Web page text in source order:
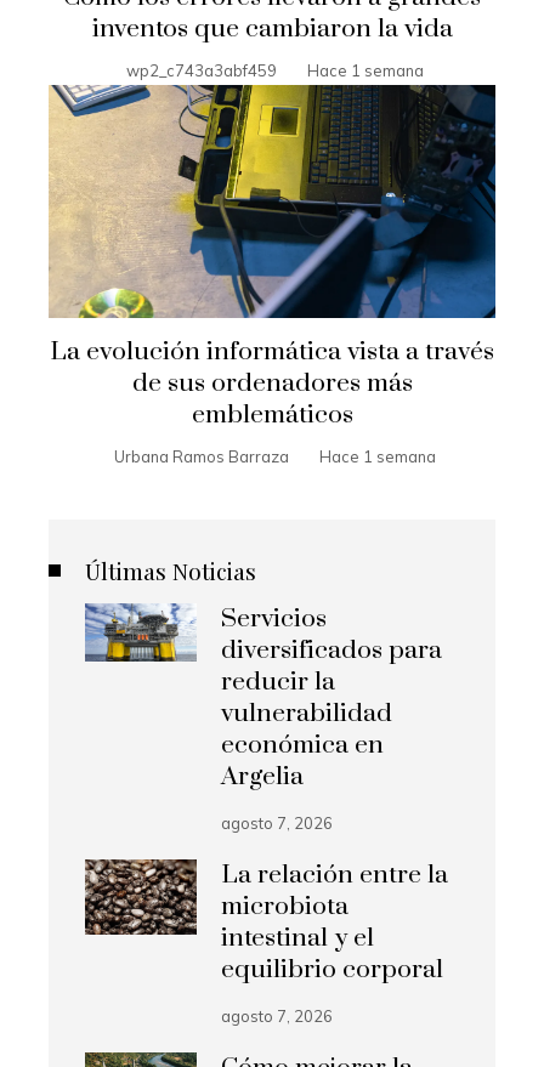
inventos que cambiaron la vida
wp2_c743a3abf459 Hace 1 semana
La evolución informática vista a través
de sus ordenadores más
emblemáticos
Urbana Ramos Barraza Hace 1 semana
Últimas Noticias
Servicios
diversificados para
reducir la
vulnerabilidad
económica en
Argelia
agosto 7, 2026
La relación entre la
microbiota
intestinal y el
equilibrio corporal
agosto 7, 2026